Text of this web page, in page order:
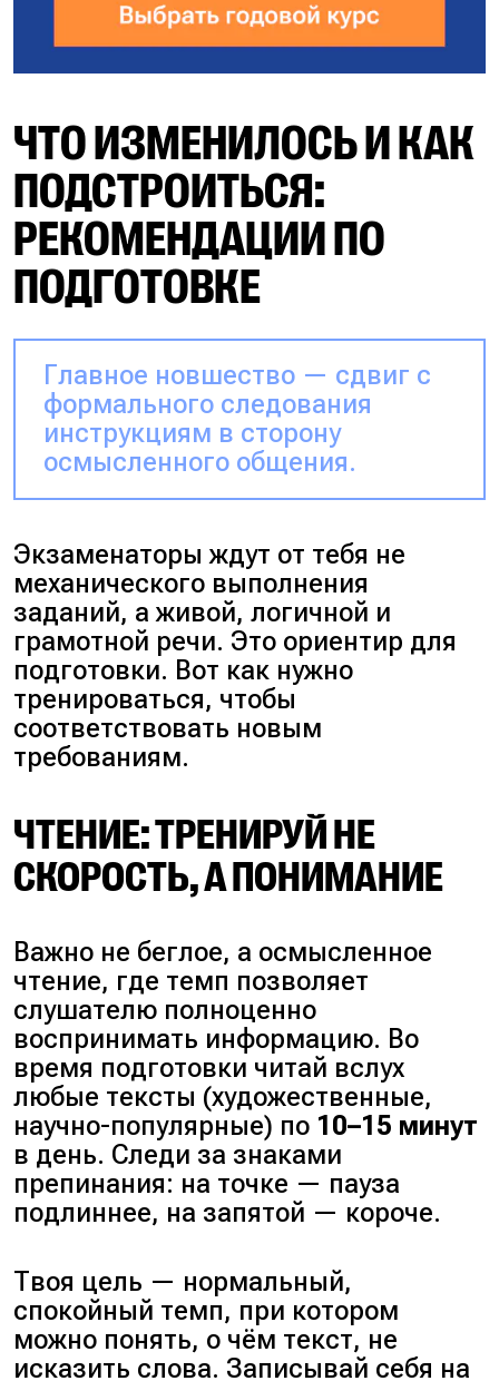
ЧТО ИЗМЕНИЛОСЬ И КАК
ПОДСТРОИТЬСЯ:
РЕКОМЕНДАЦИИ ПО
ПОДГОТОВКЕ
Главное новшество — сдвиг с
формального следования
инструкциям в сторону
осмысленного общения.
Экзаменаторы ждут от тебя не
механического выполнения
заданий, а живой, логичной и
грамотной речи. Это ориентир для
подготовки. Вот как нужно
тренироваться, чтобы
соответствовать новым
требованиям.
ЧТЕНИЕ: ТРЕНИРУЙ НЕ
СКОРОСТЬ, А ПОНИМАНИЕ
Важно не беглое, а осмысленное
чтение, где темп позволяет
слушателю полноценно
воспринимать информацию. Во
время подготовки читай вслух
любые тексты (художественные,
научно-популярные) по 10–15 минут
в день. Следи за знаками
препинания: на точке — пауза
подлиннее, на запятой — короче.
Твоя цель — нормальный,
спокойный темп, при котором
можно понять, о чём текст, не
исказить слова. Записывай себя на